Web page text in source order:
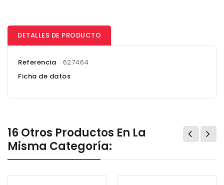
DETALLES DE PRODUCTO
Referencia
627464
Ficha de datos
16 Otros Productos En La
Misma Categoría: